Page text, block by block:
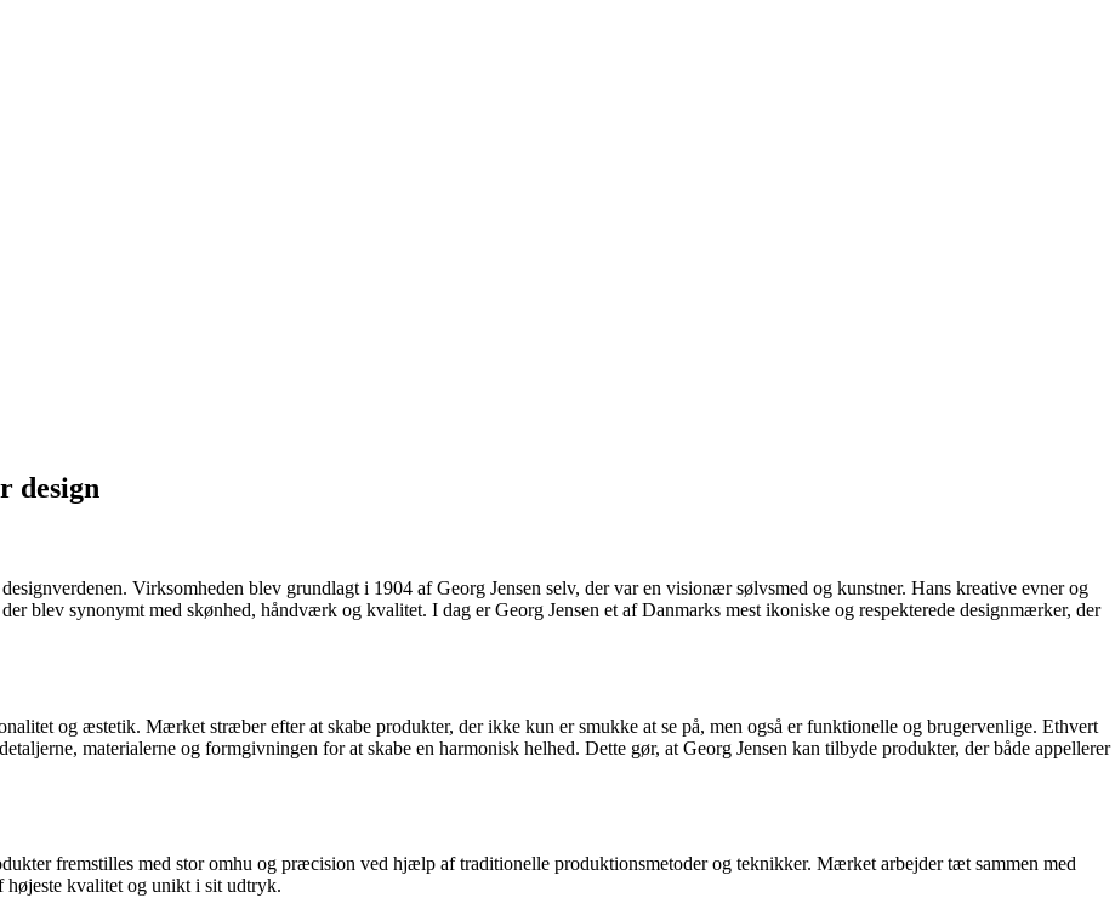
design
Virksomheden blev grundlagt i 1904 af Georg Jensen selv, der var en visionær sølvsmed og kunstner. Hans kreative evner og
blev synonymt med skønhed, håndværk og kvalitet. I dag er Georg Jensen et af Danmarks mest ikoniske og respekterede designmærker, der
og æstetik. Mærket stræber efter at skabe produkter, der ikke kun er smukke at se på, men også er funktionelle og brugervenlige. Ethvert
materialerne og formgivningen for at skabe en harmonisk helhed. Dette gør, at Georg Jensen kan tilbyde produkter, der både appellerer
fremstilles med stor omhu og præcision ved hjælp af traditionelle produktionsmetoder og teknikker. Mærket arbejder tæt sammen med
højeste kvalitet og unikt i sit udtryk.